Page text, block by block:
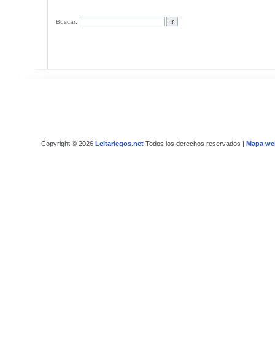
Buscar:
Copyright © 2026 Leitariegos.netTodos los derechos reservados | Mapa